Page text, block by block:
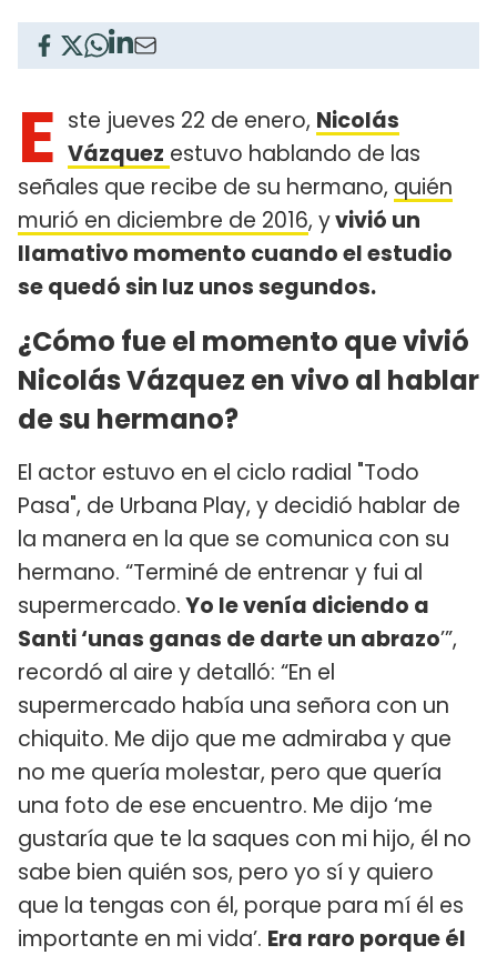
E ste jueves 22 de enero, Nicolás
Vázquez estuvo hablando de las
señales que recibe de su hermano, quién
murió en diciembre de 2016, yvivió un
llamativo momento cuando el estudio
se quedó sin luz unos segundos.
¿Cómo fue el momento que vivió
Nicolás Vázquez en vivo al hablar
de su hermano?
El actor estuvo en el ciclo radial "Todo
Pasa", de Urbana Play, y decidió hablar de
la manera en la que se comunica con su
hermano. “Terminé de entrenar y fui al
supermercado.Yo le venía diciendo a
Santi ‘unas ganas de darte un abrazo’”,
recordó al aire y detalló: “En el
supermercado había una señora con un
chiquito. Me dijo que me admiraba y que
no me quería molestar, pero que quería
una foto de ese encuentro. Me dijo ‘me
gustaría que te la saques con mi hijo, él no
sabe bien quién sos, pero yo sí y quiero
que la tengas con él, porque para mí él es
importante en mi vida’. Era raro porque él